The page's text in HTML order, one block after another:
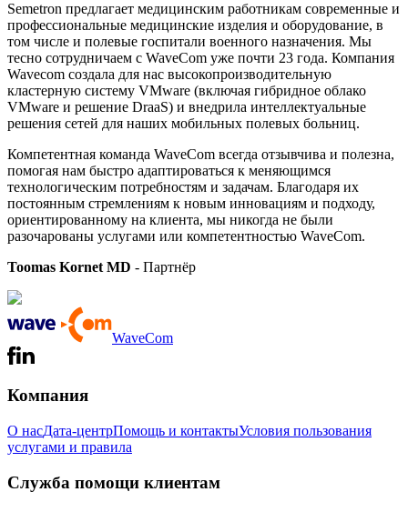
Semetron предлагает медицинским работникам современные и
профессиональные медицинские изделия и оборудование, в
том числе и полевые госпитали военного назначения. Мы
тесно сотрудничаем с WaveCom уже почти 23 года. Компания
Wavecom создала для нас высокопроизводительную
кластерную систему VMware (включая гибридное облако
VMware и решение DraaS) и внедрила интеллектуальные
решения сетей для наших мобильных полевых больниц.
Компетентная команда WaveCom всегда отзывчива и полезна,
помогая нам быстро адаптироваться к меняющимся
технологическим потребностям и задачам. Благодаря их
постоянным стремлениям к новым инновациям и подходу,
ориентированному на клиента, мы никогда не были
разочарованы услугами или компетентностью WaveCom.
Toomas Kornet MD - Партнёр
WaveCom
Компания
О насДата-центрПомощь и контактыУсловия пользования
услугами и правила
Служба помощи клиентам